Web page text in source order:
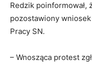
Redzik poinformował,
pozostawiony
Pracy SN.
– Wnosząca protest